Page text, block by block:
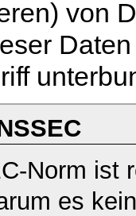
von
Norm ist
es